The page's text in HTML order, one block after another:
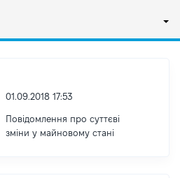
01.09.2018 17:53
Повідомлення про суттєві
зміни y майновому стані